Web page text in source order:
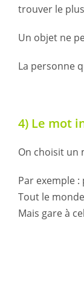
trouver le
Un objet ne
La personne
4) Le mot
On choisit un
Par exemple
Tout le
Mais gare à